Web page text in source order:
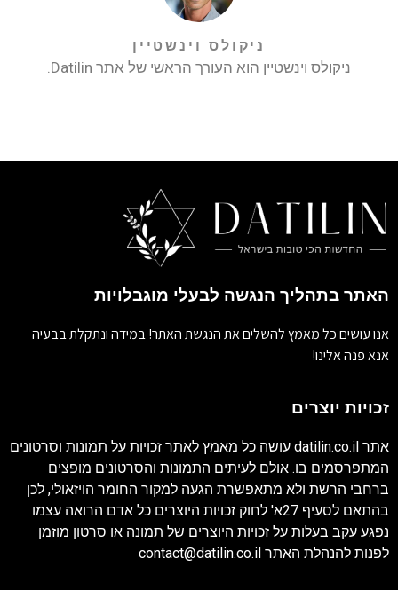
ניקולס וינשטיין
ניקולס וינשטיין הוא העורך הראשי של אתר Datilin.
האתר בתהליך הנגשה לבעלי מוגבלויות
אנו עושים כל מאמץ להשלים את הנגשת האתר! במידה ונתקלת בבעיה
אנא פנה אלינו!
זכויות יוצרים
אתר datilin.co.il עושה כל מאמץ לאתר זכויות על תמונות וסרטונים
המתפרסמים בו. אולם לעיתים התמונות והסרטונים מופצים
ברחבי הרשת ולא מתאפשרת הגעה למקור החומר הויזאולי, לכן
בהתאם לסעיף 27א' לחוק זכויות היוצרים כל אדם הרואה עצמו
נפגע עקב בעלות על זכויות היוצרים של תמונה או סרטון מוזמן
לפנות להנהלת האתר contact@datilin.co.il